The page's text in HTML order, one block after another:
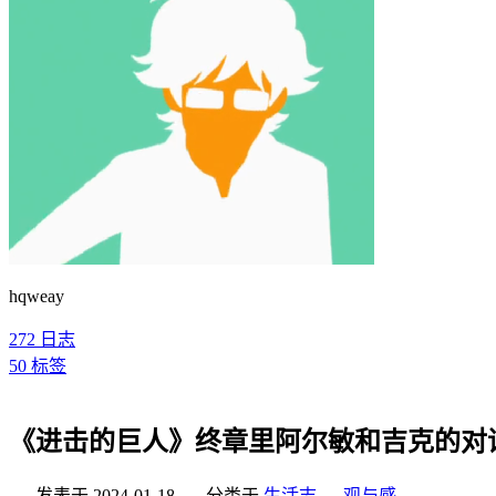
hqweay
272 日志
50 标签
《进击的巨人》终章里阿尔敏和吉克的对